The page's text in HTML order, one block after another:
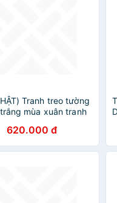
Tranh treo tường
mùa xuân tranh
620.000 đ